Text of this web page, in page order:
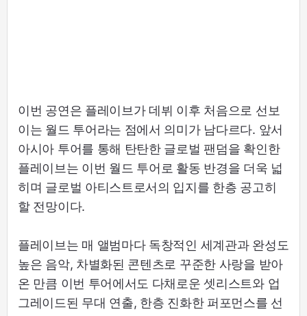
이번 공연은 플레이브가 데뷔 이후 처음으로 선보
이는 월드 투어라는 점에서 의미가 남다르다. 앞서
아시아 투어를 통해 탄탄한 글로벌 팬덤을 확인한
플레이브는 이번 월드 투어로 활동 반경을 더욱 넓
히며 글로벌 아티스트로서의 입지를 한층 공고히
할 전망이다.
플레이브는 매 앨범마다 독창적인 세계관과 완성도
높은 음악, 차별화된 콘텐츠로 꾸준한 사랑을 받아
온 만큼 이번 투어에서도 다채로운 셋리스트와 업
그레이드된 무대 연출, 한층 진화한 퍼포먼스를 선